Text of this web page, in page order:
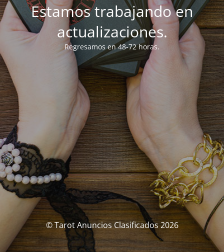
Estamos trabajando en
actualizaciones.
Regresamos en 48-72 horas.
© Tarot Anuncios Clasificados 2026